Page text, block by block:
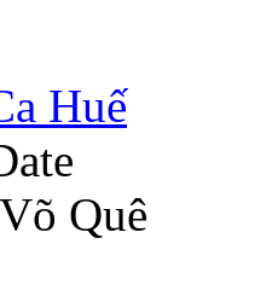
Huế
Quê